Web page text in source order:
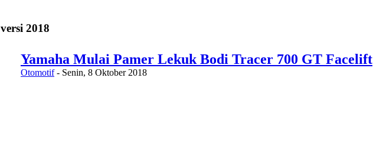
versi 2018
Yamaha Mulai Pamer Lekuk Bodi Tracer 700 GT Facelift
Otomotif - Senin, 8 Oktober 2018